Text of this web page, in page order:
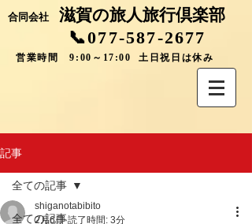
合同会社 滋賀の旅人旅行倶楽部
📞077-587-2677
営業時間 9:00～17:00 土日祝日は休み
記事
全ての記事
全ての記事
shiganotabibito
2月6日 読了時間: 3分